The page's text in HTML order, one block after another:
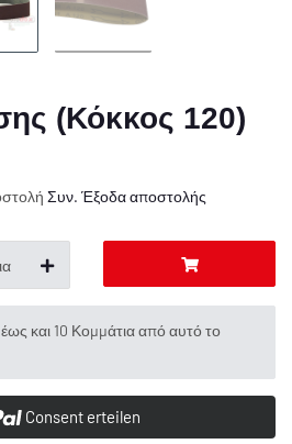
(Κόκκος 120)
Συν. Έξοδα αποστολής
και 10 Κομμάτια από αυτό το
Consent erteilen